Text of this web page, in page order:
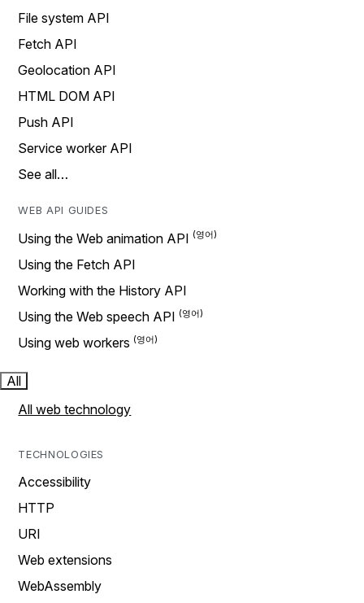
File system API
Fetch API
Geolocation API
HTML DOM API
Push API
Service worker API
See all…
WEB API GUIDES
Using the Web animation API
Using the Fetch API
Working with the History API
Using the Web speech API
Using web workers
All
All web technology
TECHNOLOGIES
Accessibility
HTTP
URI
Web extensions
WebAssembly